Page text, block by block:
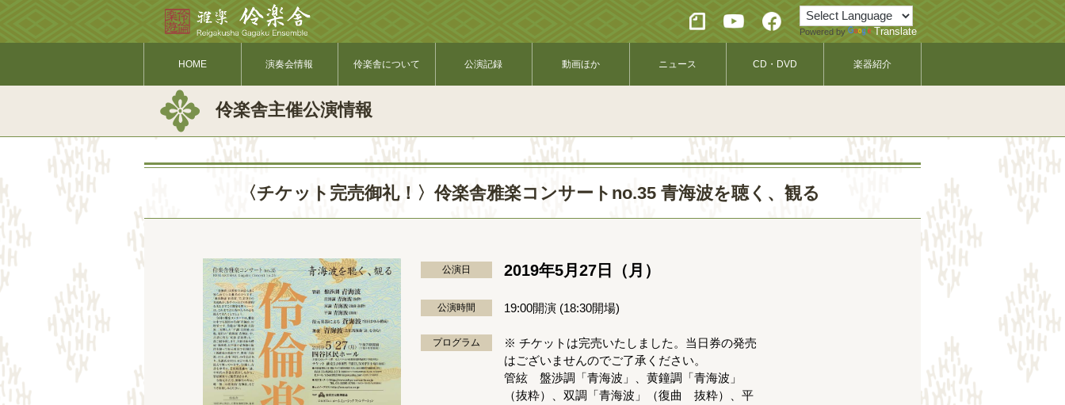
Powered by Translate
HOME 演奏会情報 伶楽舎について 公演記録 動画ほか ニュース CD・DVD 楽器紹介
伶楽舎主催公演情報
〈チケット完売御礼！〉伶楽舎雅楽コンサートno.35 青海波を聴く、観る
公演日 2019年5月27日（月）
公演時間 19:00開演 (18:30開場)
プログラム
※ チケットは完売いたしました。当日券の発売
はございませんのでご了承ください。
管絃 盤渉調「青海波」、黄鐘調「青海波」
（抜粋）、双調「青海波」（復曲 抜粋）、平